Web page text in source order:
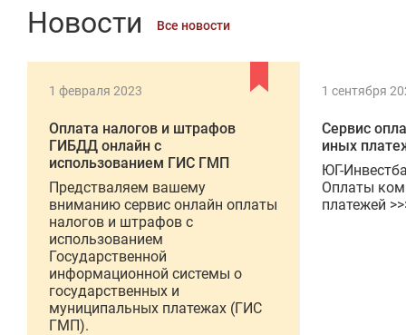
Новости Все новости
1 февраля 2023
Оплата налогов и штрафов
ГИБДД онлайн с
использованием ГИС ГМП
Предстваляем вашему
вниманию сервис онлайн оплаты
налогов и штрафов с
использованием
Государственной
информационной системы о
государственных и
муниципальных платежах (ГИС
ГМП).
1 сентября
Сервис
иных
ЮГ-
Оплаты
платежей